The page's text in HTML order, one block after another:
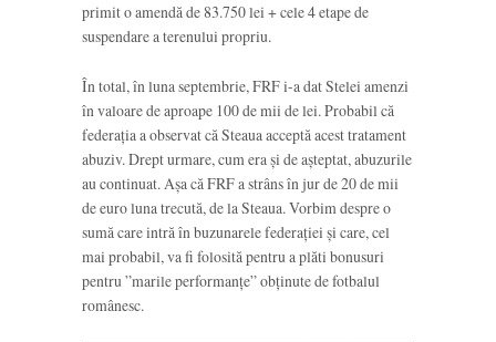
primit o amendă de 83.750 lei + cele 4 etape de
suspendare a terenului propriu.
În total, în luna septembrie, FRF i-a dat Stelei amenzi
în valoare de aproape 100 de mii de lei. Probabil că
federația a observat că Steaua acceptă acest tratament
abuziv. Drept urmare, cum era și de așteptat, abuzurile
au continuat. Așa că FRF a strâns în jur de 20 de mii
de euro luna trecută, de la Steaua. Vorbim despre o
sumă care intră în buzunarele federației și care, cel
mai probabil, va fi folosită pentru a plăti bonusuri
pentru ”marile performanțe” obținute de fotbalul
românesc.